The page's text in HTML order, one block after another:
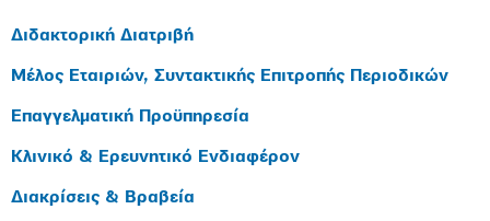
Διδακτορική Διατριβή
Μέλος Εταιριών, Συντακτικής Επιτροπής Περιοδικών
Επαγγελματική Προϋπηρεσία
Κλινικό & Ερευνητικό Ενδιαφέρον
Διακρίσεις & Βραβεία